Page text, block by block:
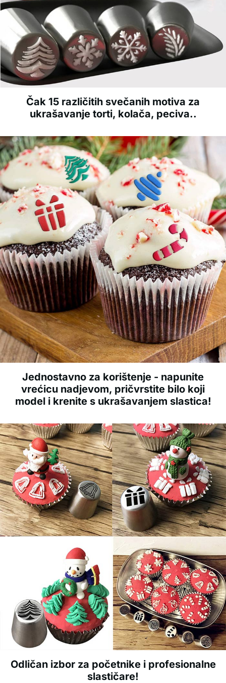
Čak 15 različitih svečanih motiva za
ukrašavanje torti, kolača, peciva..
Jednostavno za korištenje - napunite
vrećicu nadjevom, pričvrstite bilo koji
model i krenite s ukrašavanjem slastica!
Odličan izbor za početnike i profesionalne
slastičare!